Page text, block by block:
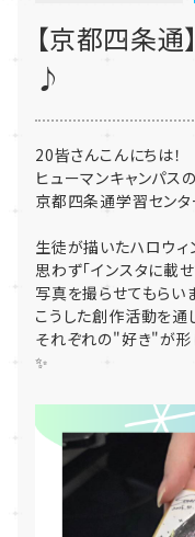
【京都四条通
♪
20皆さんこんにちは！
ヒューマンキャンパス
京都四条通学習センタ
生徒が描いたハロウィ
思わず「インスタに載せ
写真を撮らせてもらい
こうした創作活動を通
それぞれの"好き"が形
✨